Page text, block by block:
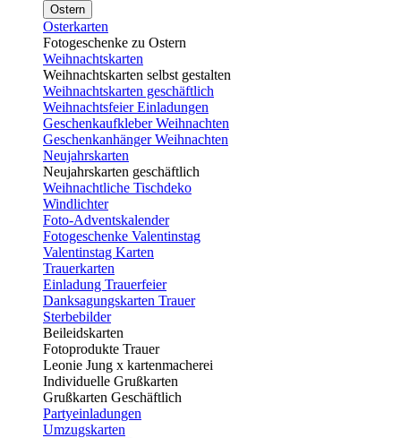
Ostern
Osterkarten
Fotogeschenke zu Ostern
Weihnachtskarten
Weihnachtskarten selbst gestalten
Weihnachtskarten geschäftlich
Weihnachtsfeier Einladungen
Geschenkaufkleber Weihnachten
Geschenkanhänger Weihnachten
Neujahrskarten
Neujahrskarten geschäftlich
Weihnachtliche Tischdeko
Windlichter
Foto-Adventskalender
Fotogeschenke Valentinstag
Valentinstag Karten
Trauerkarten
Einladung Trauerfeier
Danksagungskarten Trauer
Sterbebilder
Beileidskarten
Fotoprodukte Trauer
Leonie Jung x kartenmacherei
Individuelle Grußkarten
Grußkarten Geschäftlich
Partyeinladungen
Umzugskarten